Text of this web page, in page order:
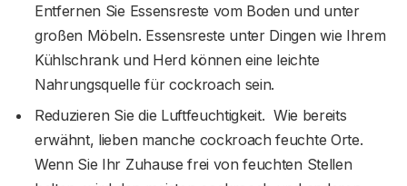
Entfernen Sie Essensreste vom Boden und unter
großen Möbeln. Essensreste unter Dingen wie Ihrem
Kühlschrank und Herd können eine leichte
Nahrungsquelle für cockroach sein.
Reduzieren Sie die Luftfeuchtigkeit. Wie bereits
erwähnt, lieben manche cockroach feuchte Orte.
Wenn Sie Ihr Zuhause frei von feuchten Stellen